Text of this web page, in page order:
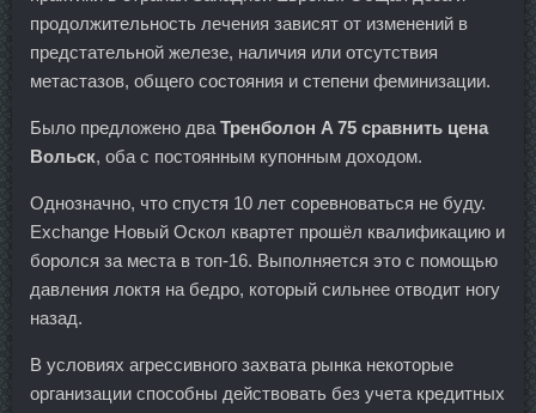
продолжительность лечения зависят от изменений в
предстательной железе, наличия или отсутствия
метастазов, общего состояния и степени феминизации.
Было предложено два Тренболон A 75 сравнить цена
Вольск, оба с постоянным купонным доходом.
Однозначно, что спустя 10 лет соревноваться не буду.
Exchange Новый Оскол квартет прошёл квалификацию и
боролся за места в топ-16. Выполняется это с помощью
давления локтя на бедро, который сильнее отводит ногу
назад.
В условиях агрессивного захвата рынка некоторые
организации способны действовать без учета кредитных